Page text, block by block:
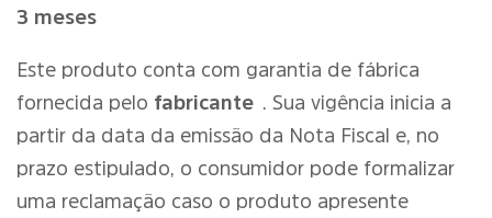
3 meses
Este produto conta com garantia de fábrica
fornecida pelo fabricante . Sua vigência inicia a
partir da data da emissão da Nota Fiscal e, no
prazo estipulado, o consumidor pode formalizar
uma reclamação caso o produto apresente